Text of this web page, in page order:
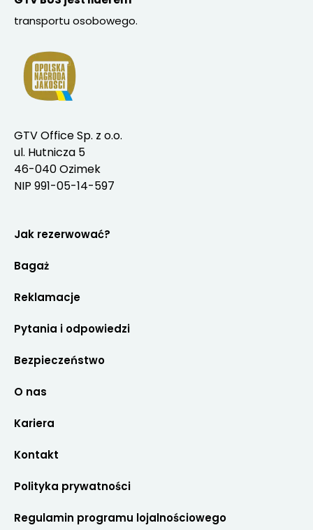
Jak rezerwować?
Reklamacje
Pytania i odpowiedzi
Bezpieczeństwo
O nas
Kontakt
Polityka prywatności
Regulamin programu lojalnościowego